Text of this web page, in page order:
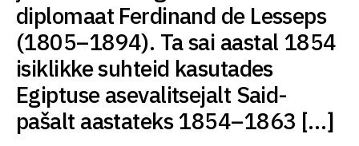
diplomaat Ferdinand de Lesseps
(1805–1894). Ta sai aastal 1854
isiklikke suhteid kasutades
Egiptuse asevalitsejalt Said-
pašalt aastateks 1854–1863 […]